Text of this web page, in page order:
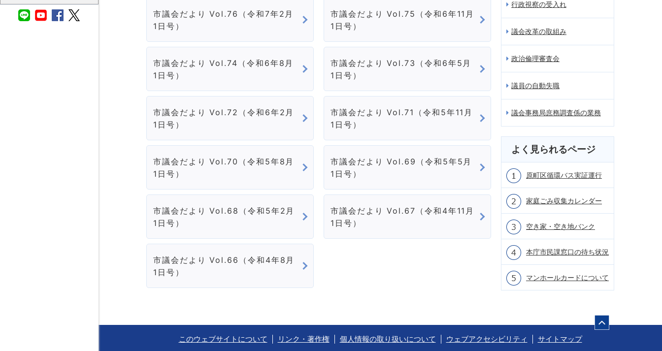
市議会だより Vol.76（令和7年2月
1日号）
市議会だより Vol.75（令和6年11月
1日号）
市議会だより Vol.74（令和6年8月
1日号）
市議会だより Vol.73（令和6年5月
1日号）
市議会だより Vol.72（令和6年2月
1日号）
市議会だより Vol.71（令和5年11月
1日号）
市議会だより Vol.70（令和5年8月
1日号）
市議会だより Vol.69（令和5年5月
1日号）
市議会だより Vol.68（令和5年2月
1日号）
市議会だより Vol.67（令和4年11月
1日号）
市議会だより Vol.66（令和4年8月
1日号）
行政視察の受入れ
議会改革の取組み
政治倫理審査会
議員の自動失職
議会事務局庶務調査係の業務
よく見られるページ
原町区循環バス実証運行
家庭ごみ収集カレンダー
空き家・空き地バンク
本庁市民課窓口の待ち状況
マンホールカードについて
このウェブサイトについて リンク・著作権 個人情報の取り扱いについて ウェブアクセシビリティ サイトマップ